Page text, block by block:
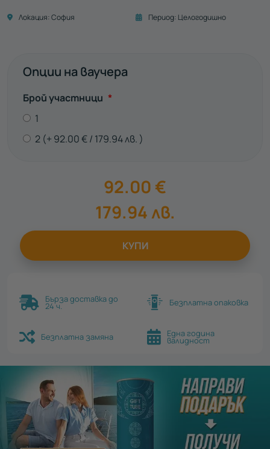
Локация:София Период: Целогодишно
Опции на ваучера
Брой участници Задължително
*
1
2
92.00€ 179.94лв.
92.00 €
179.94лв.
КУПИ
Бърза доставка до
24 ч. Безплатна опаковка
Безплатна замяна Една година
валидност